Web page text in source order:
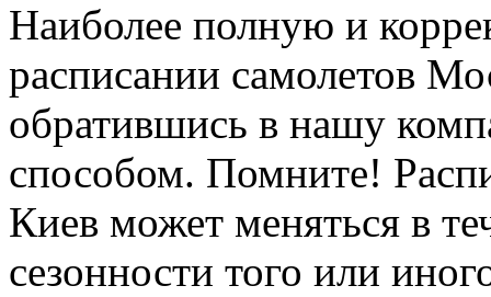
Наиболее полную и
расписании самолетов
обратившись в нашу
способом. Помните!
Киев может меняться в
сезонности того или